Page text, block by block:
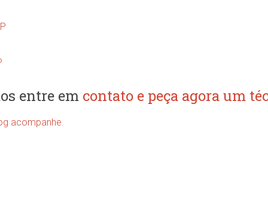
entre em contato e peça agora um
acompanhe.